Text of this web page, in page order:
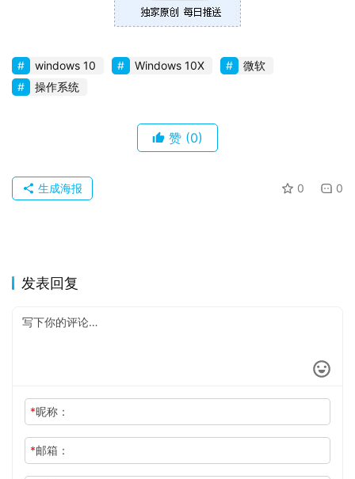
windows 10 Windows 10X
微软
操作系统
赞 (0)
0 0
生成海报
发表回复
*昵称：
*邮箱：